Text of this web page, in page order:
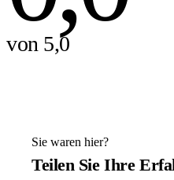
von 5,0
Sie waren hier?
Teilen Sie Ihre